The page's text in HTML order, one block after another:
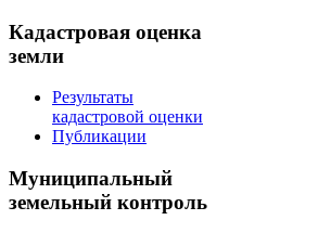
Кадастровая оценка
земли
Результаты
кадастровой оценки
Публикации
Муниципальный
земельный контроль